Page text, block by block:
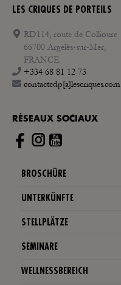
LES CRIQUES DE PORTEILS
RD114, route de Collioure
66700 Argelès-sur-Mer,
FRANCE
+334 68 81 12 73
contactcdp[a]lescriques.com
RÉSEAUX SOCIAUX
Instagram
BROSCHÜRE
UNTERKÜNFTE
STELLPLÄTZE
SEMINARE
WELLNESSBEREICH